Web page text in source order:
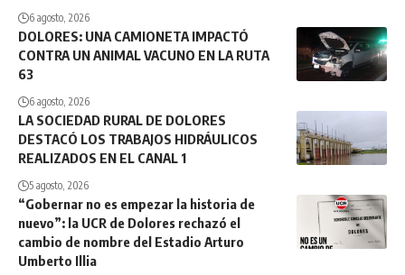
6 agosto, 2026
DOLORES: UNA CAMIONETA IMPACTÓ
CONTRA UN ANIMAL VACUNO EN LA RUTA
63
6 agosto, 2026
LA SOCIEDAD RURAL DE DOLORES
DESTACÓ LOS TRABAJOS HIDRÁULICOS
REALIZADOS EN EL CANAL 1
5 agosto, 2026
“Gobernar no es empezar la historia de
nuevo”: la UCR de Dolores rechazó el
cambio de nombre del Estadio Arturo
Umberto Illia